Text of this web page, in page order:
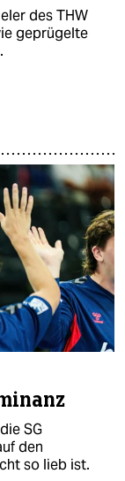
des THW
geprügelte
SG
den
so lieb ist.